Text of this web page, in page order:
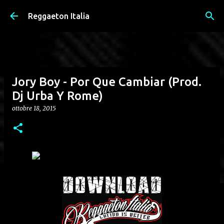
Passa ai contenuti principali
Reggaeton Italia
Jory Boy - Por Que Cambiar (Prod.
Dj Urba Y Rome)
ottobre 18, 2015